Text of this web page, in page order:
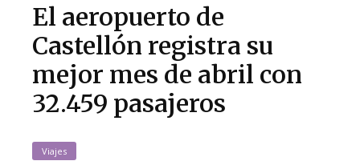
El aeropuerto de
Castellón registra su
mejor mes de abril con
32.459 pasajeros
Viajes